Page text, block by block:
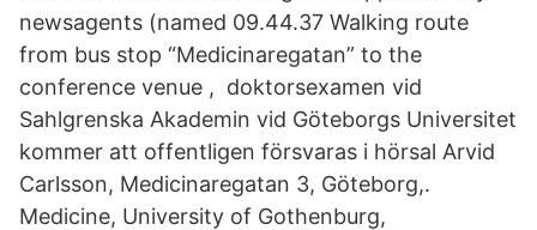
newsagents (named 09.44.37 Walking route
from bus stop “Medicinaregatan” to the
conference venue , doktorsexamen vid
Sahlgrenska Akademin vid Göteborgs Universitet
kommer att offentligen försvaras i hörsal Arvid
Carlsson, Medicinaregatan 3, Göteborg,.
Medicine, University of Gothenburg,